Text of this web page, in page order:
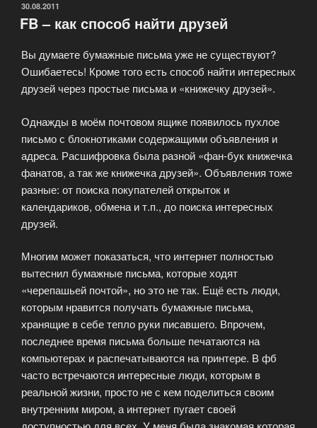
Принцессы»
ОПУБЛИКОВАНО
30.08.2011
FB – как способ найти друзей
Вы думаете бумажные письма уже не существуют?
Ошибаетесь! Кроме того есть способ найти интересных
друзей через простые письма и «книжечку друзей».
Однажды в моём почтовом ящике появилось пухлое
письмо с блокнотиками содержащими объявления и
адреса. Расшифровка была разной «фан-бук книжечка
фанатов, а так же книжечка друзей». Объявления тоже
разные: от поиска покупателей открыток и
календариков, обмена и т.п., до поиска интересных
друзей.
Многим может показаться, что интернет полностью
вытеснил бумажные письма, которые ходят
«черепашьей почтой», но это не так. Ещё есть люди,
которым нравится получать бумажные письма,
хранящие в себе тепло руки писавшего. Впрочем,
последнее время письма больше печатаются на
компьютерах и распечатываются на принтере. В фб
часто встречаются интересные люди, которым в
реальной жизни, просто не с кем поделиться своим
внутренним миром, а интернет пугает своей